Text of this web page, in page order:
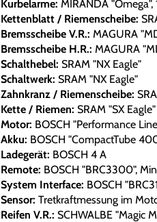
Kurbelarme: MIRANDA
Kettenblatt / Riemenscheibe:
Bremsscheibe V.R.: MAGURA
Bremsscheibe H.R.: MAGURA
Schalthebel: SRAM "NX Eagle"
Schaltwerk: SRAM "NX Eagle"
Zahnkranz / Riemenscheibe:
Kette / Riemen: SRAM "SX Eagle"
Motor: BOSCH "Performance
Akku: BOSCH "CompactTube
Ladegerät: BOSCH 4 A
Remote: BOSCH "BRC3300",
System Interface: BOSCH
Sensor: Tretkraftmessung im
Reifen V.R.: SCHWALBE "Magic